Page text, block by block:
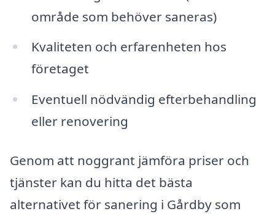
område som behöver saneras)
Kvaliteten och erfarenheten hos
företaget
Eventuell nödvändig efterbehandling
eller renovering
Genom att noggrant jämföra priser och
tjänster kan du hitta det bästa
alternativet för sanering i Gårdby som